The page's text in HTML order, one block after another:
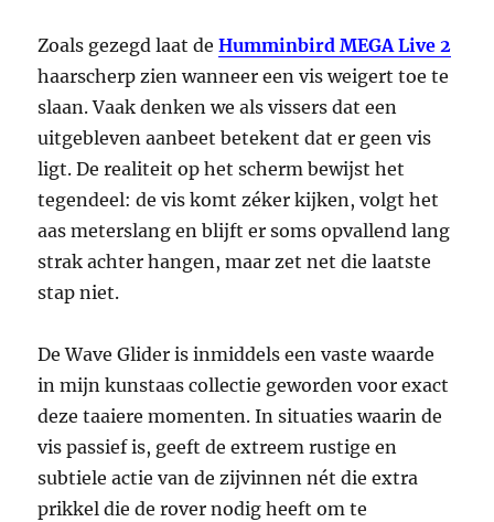
Zoals gezegd laat deHumminbird MEGA Live 2
haarscherp zien wanneer een vis weigert toe te
slaan. Vaak denken we als vissers dat een
uitgebleven aanbeet betekent dat er geen vis
ligt. De realiteit op het scherm bewijst het
tegendeel: de vis komt zéker kijken, volgt het
aas meterslang en blijft er soms opvallend lang
strak achter hangen, maar zet net die laatste
stap niet.
De Wave Glider is inmiddels een vaste waarde
in mijn kunstaas collectie geworden voor exact
deze taaiere momenten. In situaties waarin de
vis passief is, geeft de extreem rustige en
subtiele actie van de zijvinnen nét die extra
prikkel die de rover nodig heeft om te